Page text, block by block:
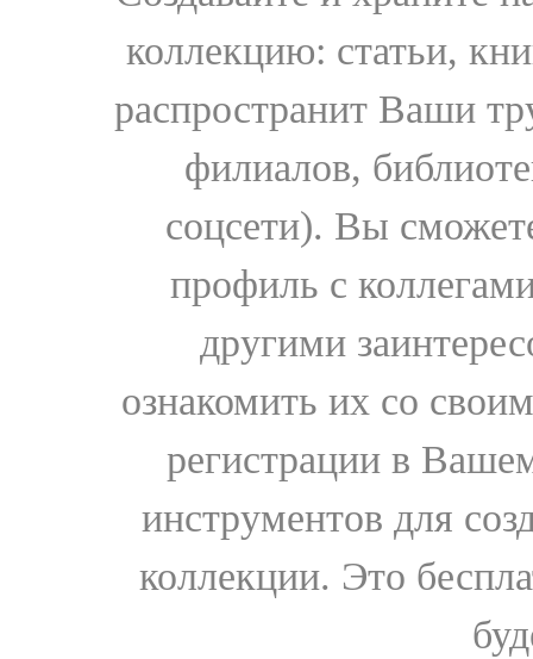
коллекцию: статьи,
распространит Ваши
филиалов,
соцсети). Вы
профиль с
другими
ознакомить их со
регистрации в
инструментов для
коллекции. Это